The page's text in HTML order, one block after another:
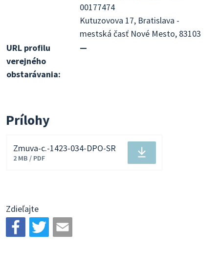
00177474
Kutuzovova 17, Bratislava -
mestská časť Nové Mesto, 83103
URL profilu
verejného
obstarávania:
—
Prílohy
Stiahnuť
Zmuva-c.-1423-034-DPO-SR
2 MB / PDF
Zdieľajte